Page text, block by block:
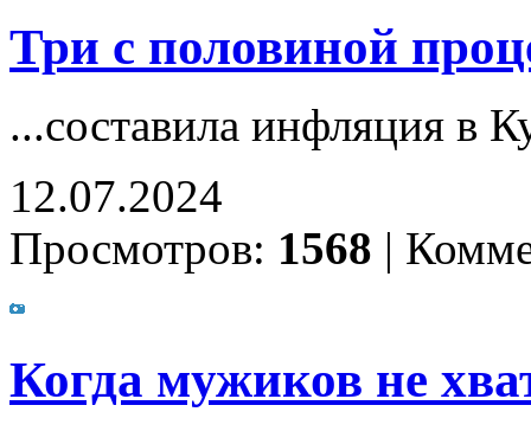
Три с половиной
...составила инфляция в
12.07.2024
Просмотров: 1568 |
Когда мужиков не